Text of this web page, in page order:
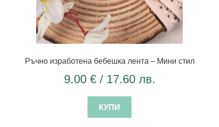
Ръчно изработена бебешка лента – Мини стил
9.00 €/ 17.60 лв.
КУПИ